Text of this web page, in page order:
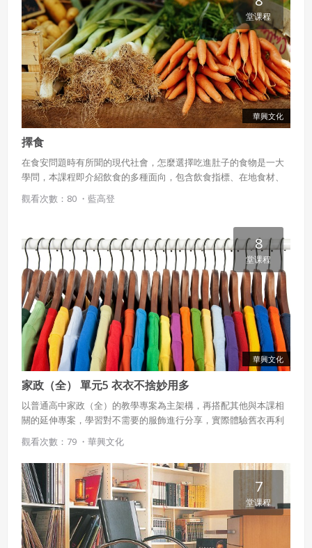
華興文化
堂课程
擇食
在食安問題時有所聞的現代社會，怎麼選擇吃進肚子的食物是一大
學問，本課程即介紹飲食的多種面向，包含飲食指標、在地食材、
食品添加物、食物中毒、食農教育等，還有健康沙拉罐的實作步
驟，一起認識讓餐餐健康美味兼具，又能滿足人體所需營養的方法
觀看次數：80 ・ 藍高登
華興文化
8
堂课程
家政（全） 單元5 衣衣不捨妙用多
以普通高中家政（全）的教學專案為主架構，再搭配其他與本課相
關的延伸專案，學習對不需要的服飾進行分享，實際體驗舊衣再利
用的步驟與流程。
觀看次數：79 ・ 華興文化
7
堂课程